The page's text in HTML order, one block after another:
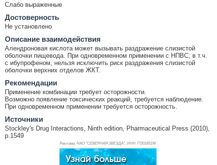
Слабо выраженные
Достоверность
Не установлено
Описание взаимодействия
Алендроновая кислота может вызывать раздражение слизистой
оболочки пищевода. При одновременном применении с НПВС, в т.ч.
с ибупрофеном, нельзя исключить риск раздражения слизистой
оболочки верхних отделов ЖКТ.
Рекомендации
Применение комбинации требует осторожности.
Возможно появление токсических реакций, требуется наблюдение.
При одновременном применении требуется осторожность.
Источники
Stockley's Drug Interactions, Ninth edition, Pharmaceutical Press (2010),
p.1549
Реклама. НАО "СЕВЕРНАЯ ЗВЕЗДА", ИНН 7720185196